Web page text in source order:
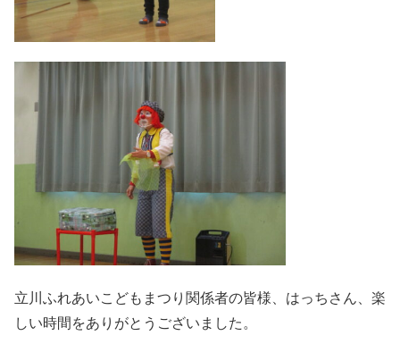
立川ふれあいこどもまつり関係者の皆様、はっちさん、楽
しい時間をありがとうございました。